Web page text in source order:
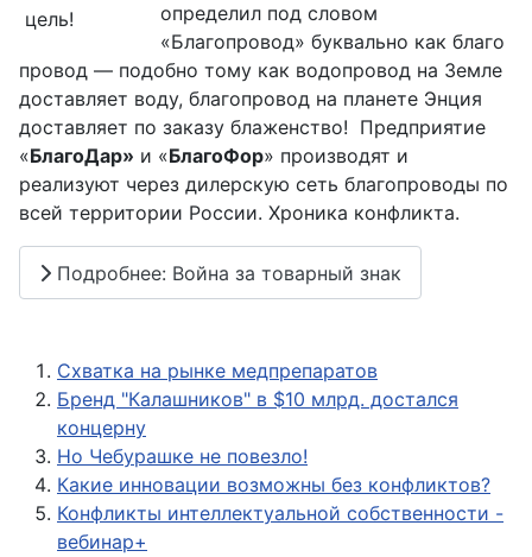
определил под словом
«Благопровод» буквально как благо
провод — подобно тому как водопровод на Земле
доставляет воду, благопровод на планете Энция
доставляет по заказу блаженство! Предприятие
«БлагоДар» и «БлагоФор» производят и
реализуют через дилерскую сеть благопроводы по
всей территории России. Хроника конфликта.
Подробнее: Война за товарный знак
Схватка на рынке медпрепаратов
Бренд "Калашников" в $10 млрд. достался
концерну
Но Чебурашке не повезло!
Какие инновации возможны без конфликтов?
Конфликты интеллектуальной собственности -
вебинар+